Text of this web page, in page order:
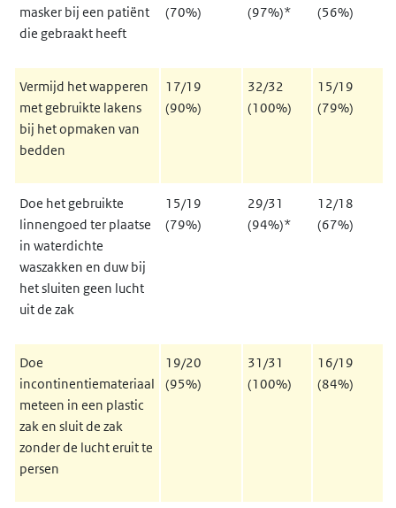
masker bij een patiënt
die gebraakt heeft
(70%)
(97%)*
(56%)
Vermijd het wapperen
met gebruikte lakens
bij het opmaken van
bedden
17/19
(90%)
32/32
(100%)
15/19
(79%)
Doe het gebruikte
linnengoed ter plaatse
in waterdichte
waszakken en duw bij
het sluiten geen lucht
uit de zak
15/19
(79%)
29/31
(94%)*
12/18
(67%)
Doe
incontinentiemateriaal
meteen in een plastic
zak en sluit de zak
zonder de lucht eruit te
persen
19/20
(95%)
31/31
(100%)
16/19
(84%)